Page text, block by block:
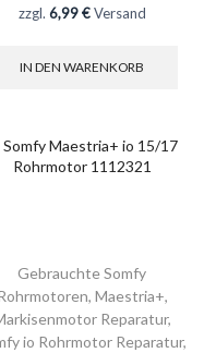
zzgl. 6,99 €Versand
IN DEN WARENKORB
Gebrauchte Somfy
, Maestria+,
Reparatur,
io Rohrmotor Reparatur,